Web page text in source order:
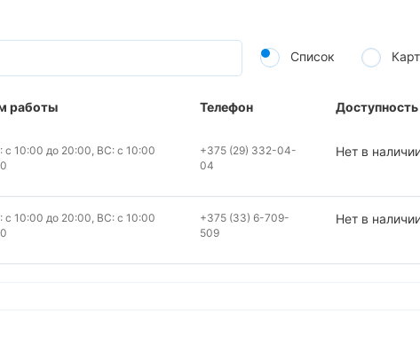
Список
работы Телефон Доступность
10:00 до 20:00, ВС: с 10:00
+375 (29) 332-04-
04
Нет в
10:00 до 20:00, ВС: с 10:00
+375 (33) 6-709-
509
Нет в